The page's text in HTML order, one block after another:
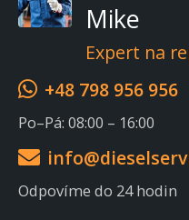
Mike
Expert na
+48 798 956 956
Po–Pá: 08:00 – 16:00
Odpovíme do 24 hodin